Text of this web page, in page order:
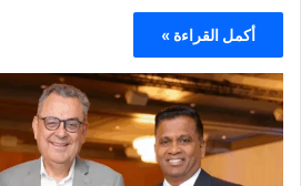
أكمل القراءة »